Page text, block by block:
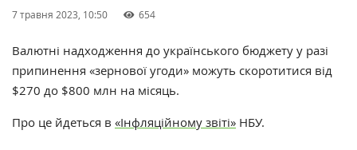
7 травня 2023, 10:50 654
Валютні надходження до українського бюджету у разі
припинення «зернової угоди» можуть скоротитися від
$270 до $800 млн на місяць.
Про це йдеться в «Інфляційному звіті» НБУ.